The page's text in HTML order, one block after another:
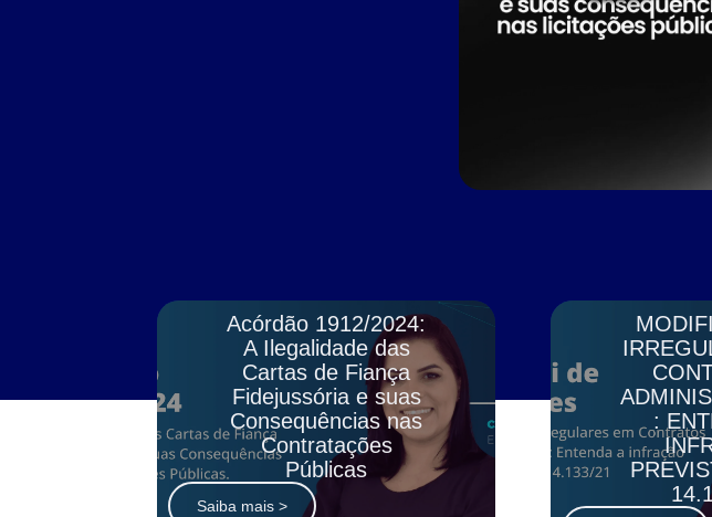
Acórdão 1912/2024:
A Ilegalidade das
Cartas de Fiança
Fidejussória e suas
Consequências nas
Contratações
Públicas
Saiba mais >
: